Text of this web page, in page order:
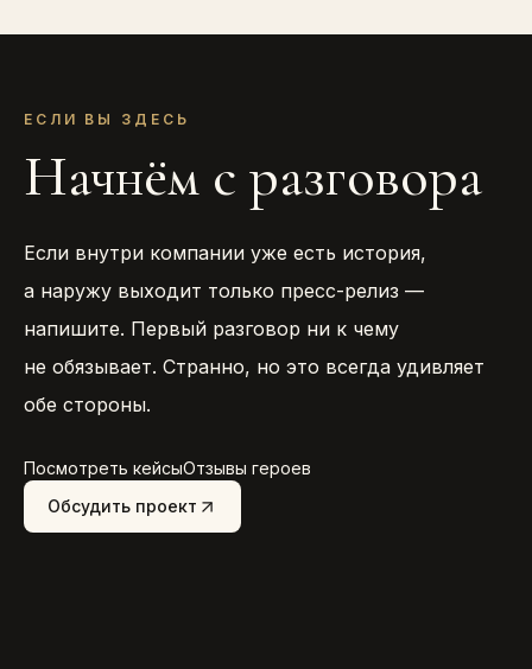
ЕСЛИ ВЫ ЗДЕСЬ
Начнём с разговора
Если внутри компании уже есть история,
а наружу выходит только пресс-релиз —
напишите. Первый разговор ни к чему
не обязывает. Странно, но это всегда удивляет
обе стороны.
Посмотреть кейсыОтзывы героев
Обсудить проект